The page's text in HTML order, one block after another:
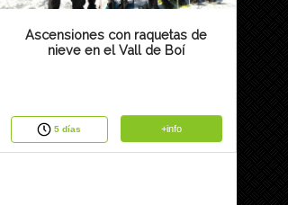
Ascensiones con raquetas de
nieve en el Vall de Boí
5 días +info